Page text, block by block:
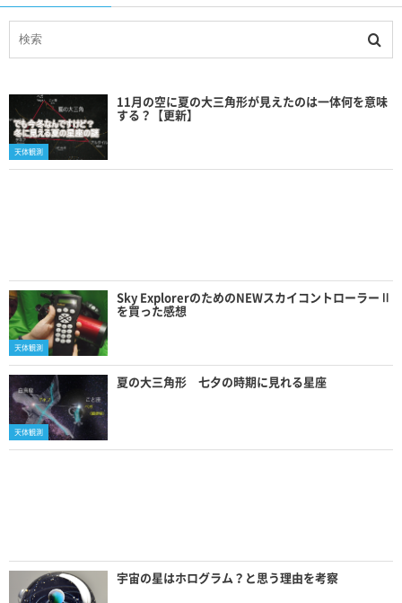
天体観測
11月の空に夏の大三角形が見えたのは一体何を意味
する？【更新】
天体観測
Sky ExplorerのためのNEWスカイコントローラーⅡ
を買った感想
天体観測
夏の大三角形 七夕の時期に見れる星座
宇宙の星はホログラム？と思う理由を考察